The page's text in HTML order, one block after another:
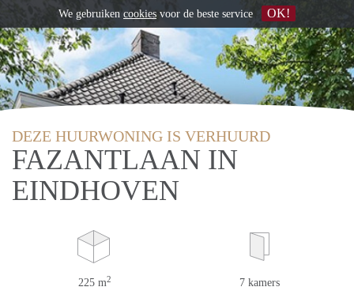
DEZE HUURWONING IS VERHUURD
FAZANTLAAN IN
EINDHOVEN
225 m2 7 kamers
We gebruiken cookies voor de beste service OK!